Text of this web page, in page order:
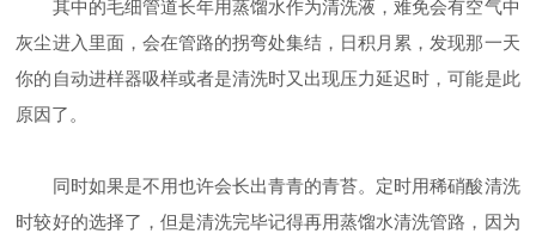
其中的毛细管道长年用蒸馏水作为清洗液，难免会有空气中
灰尘进入里面，会在管路的拐弯处集结，日积月累，发现那一天
你的自动进样器吸样或者是清洗时又出现压力延迟时，可能是此
原因了。
同时如果是不用也许会长出青青的青苔。定时用稀硝酸清洗
时较好的选择了，但是清洗完毕记得再用蒸馏水清洗管路，因为